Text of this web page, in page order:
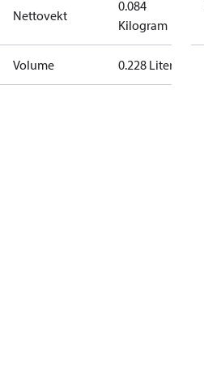
Nettovekt
0.084
Kilogram
Volume 0.228 Liter